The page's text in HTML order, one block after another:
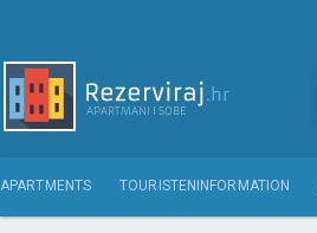
APARTMENTS TOURISTENINFORMATION